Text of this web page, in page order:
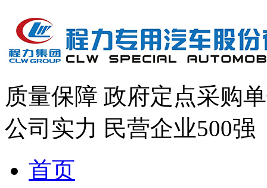
质量保障 政府定点采购
公司实力 民营企业500强
首页